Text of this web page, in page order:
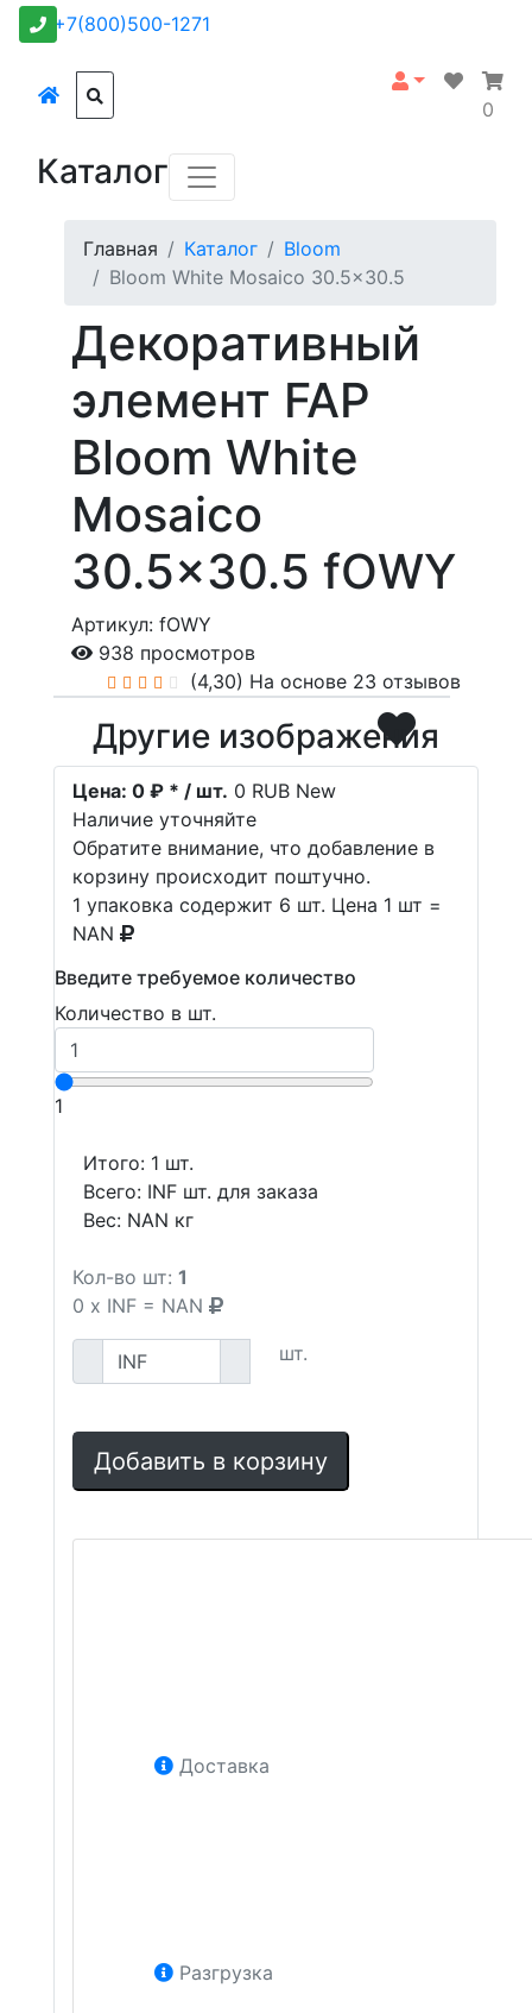
+7(800)500-1271
0
Каталог
Главная Каталог
Bloom
Bloom White Mosaico 30.5x30.5
Декоративный
элемент FAP
Bloom White
Mosaico
30.5x30.5 fOWY
Артикул: fOWY
938 просмотров
(4,30) На основе 23 отзывов
Другие изображения
Цена: 0 ₽ * / шт. 0 RUB New
Наличие уточняйте
Обратите внимание, что добавление в
корзину происходит поштучно.
1 упаковка содержит 6 шт. Цена 1 шт =
NAN
Введите требуемое количество
Количество в шт.
1
Итого: 1 шт.
Всего: INF шт. для заказа
Вес: NAN кг
Кол-во шт: 1
0 x INF = NAN
шт.
Добавить в корзину
Доставка
Разгрузка